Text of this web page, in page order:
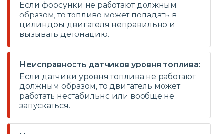
Если форсунки не работают должным
образом, то топливо может попадать в
цилиндры двигателя неправильно и
вызывать детонацию.
Неисправность датчиков уровня топлива:
Если датчики уровня топлива не работают
должным образом, то двигатель может
работать нестабильно или вообще не
запускаться.